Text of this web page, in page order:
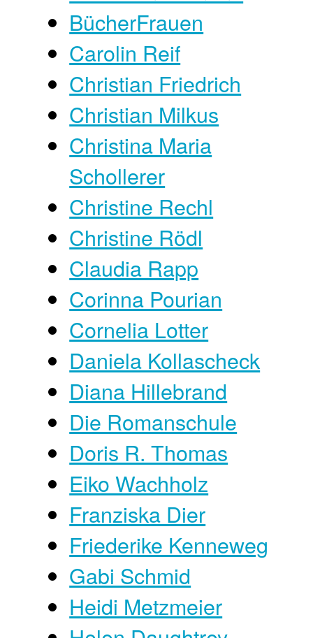
BücherFrauen
Carolin Reif
Christian Friedrich
Christian Milkus
Christina Maria
Schollerer
Christine Rechl
Christine Rödl
Claudia Rapp
Corinna Pourian
Cornelia Lotter
Daniela Kollascheck
Diana Hillebrand
Die Romanschule
Doris R. Thomas
Eiko Wachholz
Franziska Dier
Friederike Kenneweg
Gabi Schmid
Heidi Metzmeier